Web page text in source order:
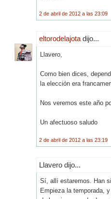
2 de abril de 2012 a las 23:09
eltorodelajota dijo...
Llavero,
Como bien dices,
la elección era
Nos veremos este año
Un afectuoso saludo
2 de abril de 2012 a las 23:19
Llavero dijo...
Sí, allí estaremos. Han
Empieza la temporada,